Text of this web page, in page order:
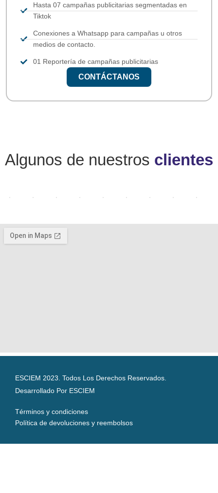
Hasta 07 campañas publicitarias segmentadas en
Tiktok
Conexiones a Whatsapp para campañas u otros
medios de contacto.
01 Reportería de campañas publicitarias
CONTÁCTANOS
Algunos de nuestros clientes
ESCIEM 2023. Todos Los Derechos Reservados.
Desarrollado Por ESCIEM
Términos y condiciones
Política de devoluciones y reembolsos